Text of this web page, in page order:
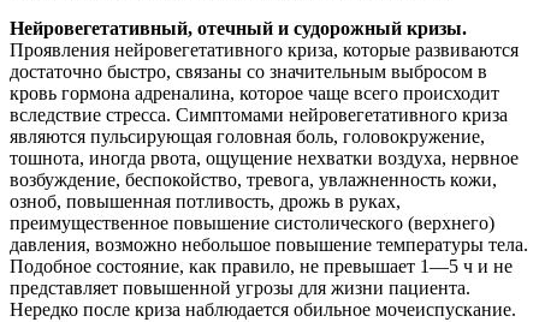
Нейровегетативный, отечный и судорожный кризы.
Проявления нейровегетативного криза, которые развиваются
достаточно быстро, связаны со значительным выбросом в
кровь гормона адреналина, которое чаще всего происходит
вследствие стресса. Симптомами нейровегетативного криза
являются пульсирующая головная боль, головокружение,
тошнота, иногда рвота, ощущение нехватки воздуха, нервное
возбуждение, беспокойство, тревога, увлажненность кожи,
озноб, повышенная потливость, дрожь в руках,
преимущественное повышение систолического (верхнего)
давления, возможно небольшое повышение температуры тела.
Подобное состояние, как правило, не превышает 1—5 ч и не
представляет повышенной угрозы для жизни пациента.
Нередко после криза наблюдается обильное мочеиспускание.